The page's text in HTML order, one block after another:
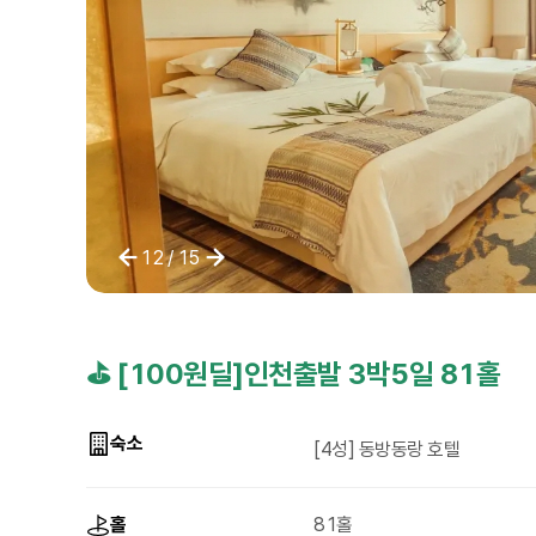
12/15
⛳ [100원딜]인천출발 3박5일 81홀
숙소 [4성] 동방동랑 호텔
홀 81홀